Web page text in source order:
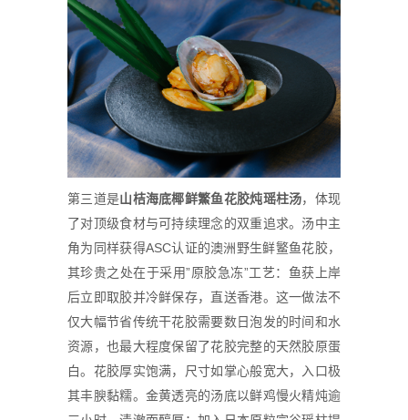
第三道是山桔海底椰鲜鰵鱼花胶炖瑶柱汤，体现
了对顶级食材与可持续理念的双重追求。汤中主
角为同样获得ASC认证的澳洲野生鲜鳘鱼花胶，
其珍贵之处在于采用”原胶急冻”工艺：鱼获上岸
后立即取胶并冷鲜保存，直送香港。这一做法不
仅大幅节省传统干花胶需要数日泡发的时间和水
资源，也最大程度保留了花胶完整的天然胶原蛋
白。花胶厚实饱满，尺寸如掌心般宽大，入口极
其丰腴黏糯。金黄透亮的汤底以鲜鸡慢火精炖逾